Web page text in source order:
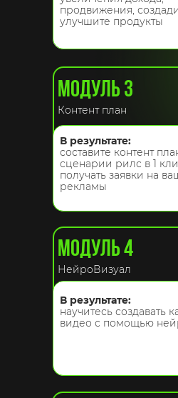
продвижения,
улучшите продукты
МОДУЛЬ 3
В результате:
составите контент
сценарии рилс в 1
получать заявки на
рекламы
Контент план
НейроВизуал
В результате:
научитесь создавать
видео с помощью
МОДУЛЬ 4